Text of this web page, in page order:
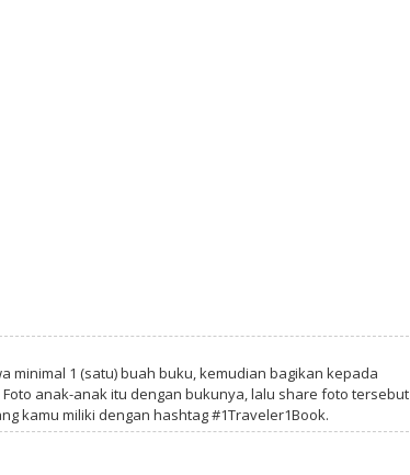
minimal 1 (satu) buah buku, kemudian bagikan kepada
anak-anak itu dengan bukunya, lalu share foto tersebut
kamu miliki dengan hashtag #1Traveler1Book.